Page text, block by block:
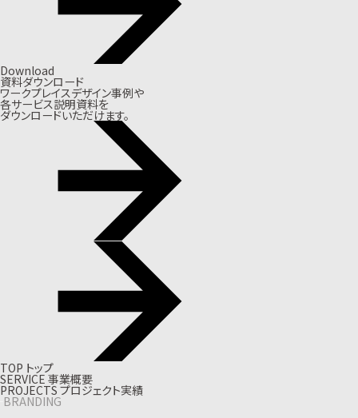
Download
資料ダウンロード
ワークプレイスデザイン事例や
各サービス説明資料を
ダウンロードいただけます。
TOP トップ
SERVICE 事業概要
PROJECTS プロジェクト実績
BRANDING